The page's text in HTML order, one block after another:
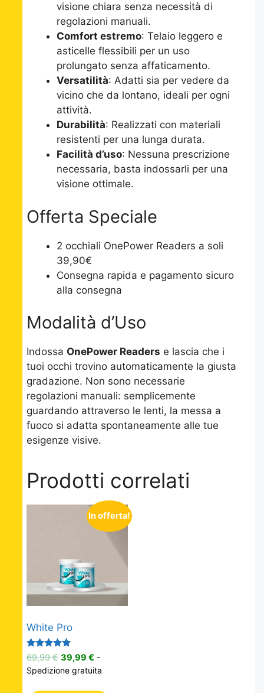
visione chiara senza necessità di
regolazioni manuali.
Comfort estremo: Telaio leggero e
asticelle flessibili per un uso
prolungato senza affaticamento.
Versatilità: Adatti sia per vedere da
vicino che da lontano, ideali per ogni
attività.
Durabilità: Realizzati con materiali
resistenti per una lunga durata.
Facilità d’uso: Nessuna prescrizione
necessaria, basta indossarli per una
visione ottimale.
Offerta Speciale
2 occhiali OnePower Readers a soli
39,90€
Consegna rapida e pagamento sicuro
alla consegna
Modalità d’Uso
Indossa OnePower Readers e lascia che i
tuoi occhi trovino automaticamente la giusta
gradazione. Non sono necessarie
regolazioni manuali: semplicemente
guardando attraverso le lenti, la messa a
fuoco si adatta spontaneamente alle tue
esigenze visive.
Prodotti correlati
In offerta!
White Pro
Valutato
5.00
su 5
69,99€ Il
prezzo
39,99 € Il
prezzo
-
Spedizione gratuita